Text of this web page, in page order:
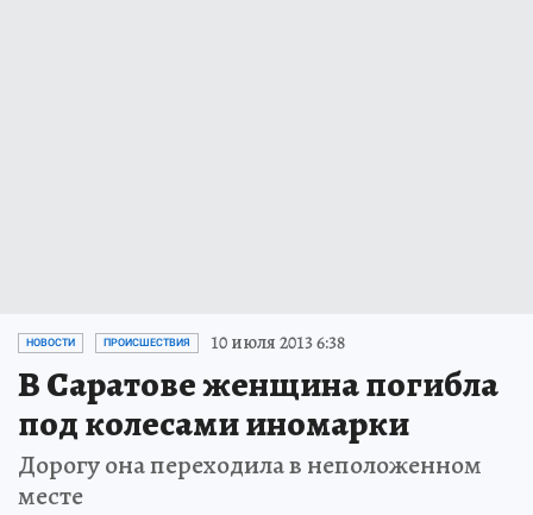
НОВОСТИ ПРОИСШЕСТВИЯ 10 июля 2013 6:38
В Саратове женщина погибла
под колесами иномарки
Дорогу она переходила в неположенном
месте